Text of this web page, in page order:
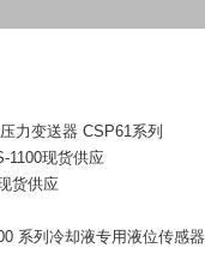
力变送器 CSP61系列
1100现货供应
货供应
系列冷却液专用液位传感器